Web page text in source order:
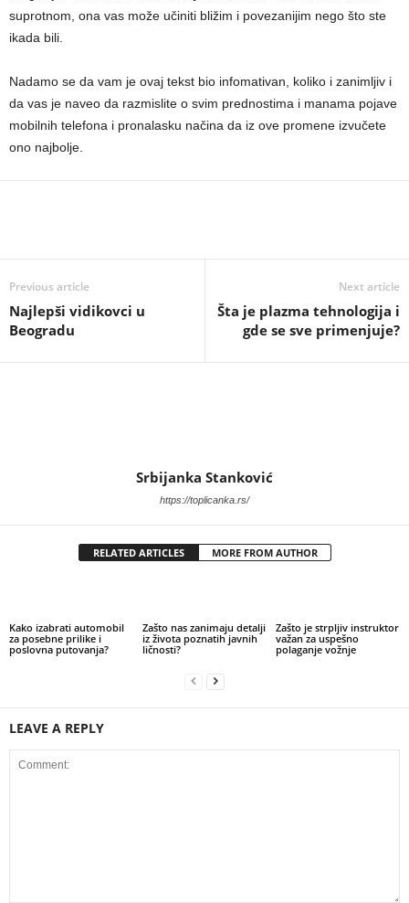
suprotnom, ona vas može učiniti bližim i povezanijim nego što ste
ikada bili.
Nadamo se da vam je ovaj tekst bio infomativan, koliko i zanimljiv i
da vas je naveo da razmislite o svim prednostima i manama pojave
mobilnih telefona i pronalasku načina da iz ove promene izvučete
ono najbolje.
Previous article
Najlepši vidikovci u
Beogradu
Next article
Šta je plazma tehnologija i
gde se sve primenjuje?
Srbijanka Stanković
https://toplicanka.rs/
RELATED ARTICLES MORE FROM AUTHOR
Kako izabrati automobil
za posebne prilike i
poslovna putovanja?
Zašto nas zanimaju detalji
iz života poznatih javnih
ličnosti?
Zašto je strpljiv instruktor
važan za uspešno
polaganje vožnje
LEAVE A REPLY